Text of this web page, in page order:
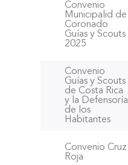
Convenio
Municipalid de
Coronado
Guías y Scouts
2025
Convenio
Guías y Scouts
de Costa Rica
y la Defensoría
de los
Habitantes
Convenio Cruz
Roja